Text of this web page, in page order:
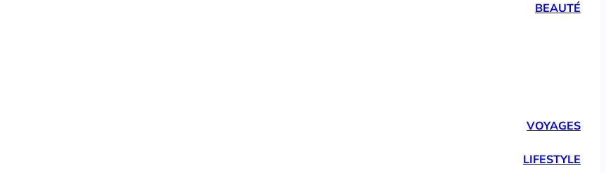
BEAUTÉ
VOYAGES
LIFESTYLE